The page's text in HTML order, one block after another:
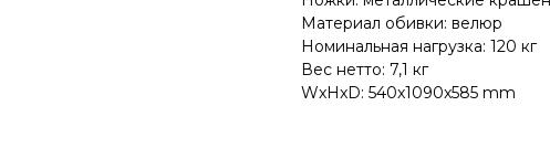
Материал обивки: велюр
Номинальная нагрузка: 120 кг
Вес нетто: 7,1 кг
WxHxD: 540x1090x585 mm